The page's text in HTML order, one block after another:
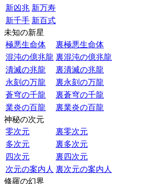
新凶兆 新万寿
新千手 新百式
未知の新星
極悪生命体
裏極悪生命体
混沌の億兆龍 裏混沌の億兆龍
潰滅の兆龍
裏潰滅の兆龍
永刻の万龍
裏永刻の万龍
蒼穹の千龍
裏蒼穹の千龍
業炎の百龍
裏業炎の百龍
神秘の次元
零次元
裏零次元
多次元
裏多次元
四次元
裏四次元
次元の案内人 裏次元の案内人
修羅の幻界